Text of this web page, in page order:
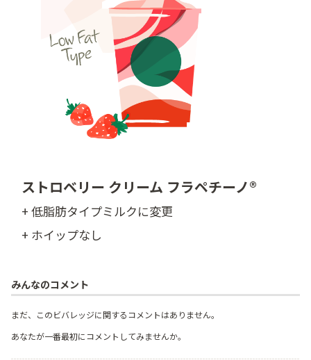
ストロベリー クリーム フラペチーノ®
+ 低脂肪タイプミルクに変更
+ ホイップなし
みんなのコメント
まだ、このビバレッジに関するコメントはありません。
あなたが一番最初にコメントしてみませんか。